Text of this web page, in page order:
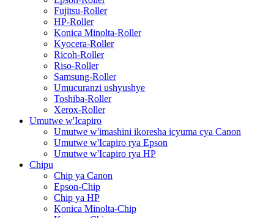
Fujitsu-Roller
HP-Roller
Konica Minolta-Roller
Kyocera-Roller
Ricoh-Roller
Riso-Roller
Samsung-Roller
Umucuranzi ushyushye
Toshiba-Roller
Xerox-Roller
Umutwe w'Icapiro
Umutwe w'imashini ikoresha icyuma cya Canon
Umutwe w'Icapiro rya Epson
Umutwe w'Icapiro rya HP
Chipu
Chip ya Canon
Epson-Chip
Chip ya HP
Konica Minolta-Chip